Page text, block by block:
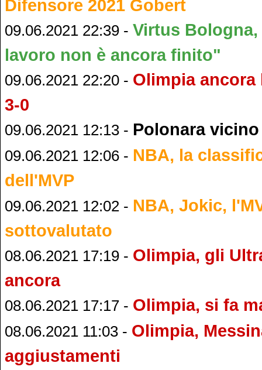
Difensore 2021 Gobert
09.06.2021 22:39 - Virtus
lavoro non è ancora finito"
09.06.2021 22:20 - Olimpia
3-0
09.06.2021 12:13 - Polonara
09.06.2021 12:06 - NBA, la
dell'MVP
09.06.2021 12:02 - NBA, Jokic,
sottovalutato
08.06.2021 17:19 - Olimpia, gli
ancora
08.06.2021 17:17 - Olimpia, si fa
08.06.2021 11:03 - Olimpia,
aggiustamenti